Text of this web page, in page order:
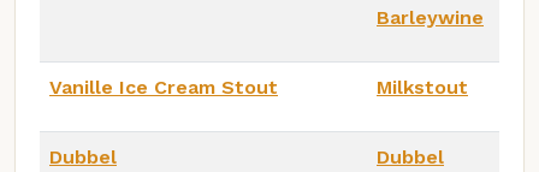
Barleywine
Vanille Ice Cream Stout Milkstout
Dubbel Dubbel